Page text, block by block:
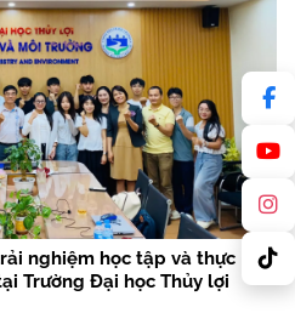
nghiệm học tập và thực
Trường Đại học Thủy lợi